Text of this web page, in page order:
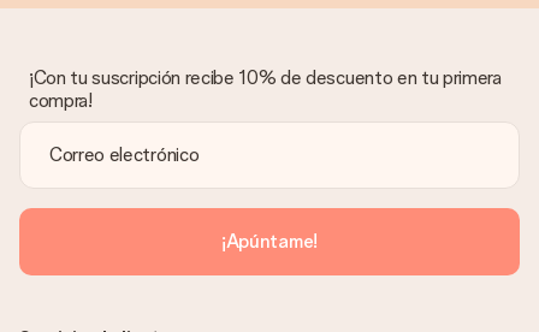
¡Con tu suscripción recibe 10% de descuento en tu primera
compra!
¡Apúntame!